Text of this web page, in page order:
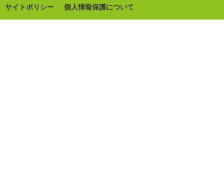
サイトポリシー 個人情報保護について